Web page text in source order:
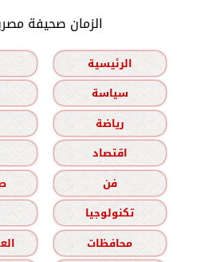
الزمان صحيفة
الرئيسية
سياسة
رياضة
اقتصاد
فن
تكنولوجيا
محافظات